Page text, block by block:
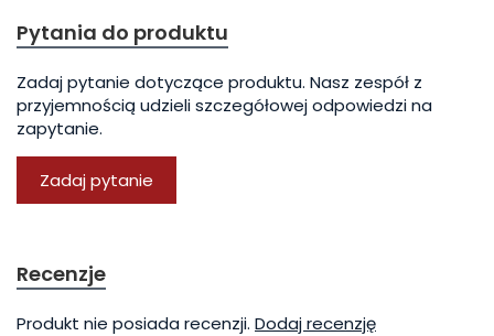
Pytania do produktu
Zadaj pytanie dotyczące produktu. Nasz zespół z
przyjemnością udzieli szczegółowej odpowiedzi na
zapytanie.
Zadaj pytanie
Recenzje
Produkt nie posiada recenzji. Dodaj recenzję